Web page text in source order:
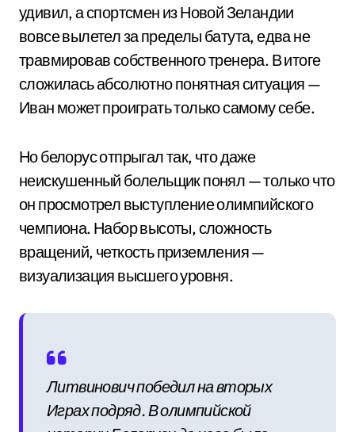
удивил, а спортсмен из Новой Зеландии
вовсе вылетел за пределы батута, едва не
травмировав собственного тренера. В итоге
сложилась абсолютно понятная ситуация —
Иван может проиграть только самому себе.
Но белорус отпрыгал так, что даже
неискушенный болельщик понял — только что
он просмотрел выступление олимпийского
чемпиона. Набор высоты, сложность
вращений, четкость приземления —
визуализация высшего уровня.
Литвинович победил на вторых
Играх подряд. В олимпийской